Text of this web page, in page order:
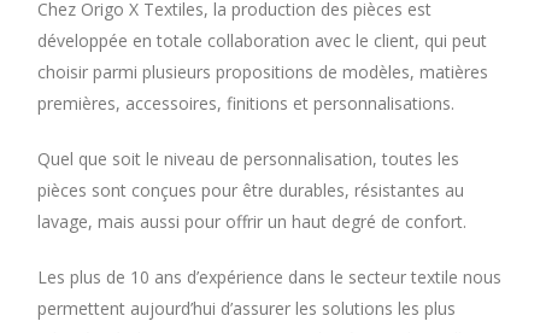
Chez Origo X Textiles, la production des pièces est
développée en totale collaboration avec le client, qui peut
choisir parmi plusieurs propositions de modèles, matières
premières, accessoires, finitions et personnalisations.
Quel que soit le niveau de personnalisation, toutes les
pièces sont conçues pour être durables, résistantes au
lavage, mais aussi pour offrir un haut degré de confort.
Les plus de 10 ans d’expérience dans le secteur textile nous
permettent aujourd’hui d’assurer les solutions les plus